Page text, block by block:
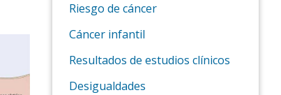
Riesgo de cáncer
Cáncer infantil
Resultados de estudios clínicos
Desigualdades